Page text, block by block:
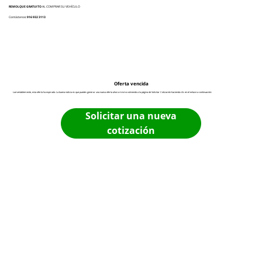
REMOLQUE GRATUITOAL COMPRAR SU VEHÍCULO
Contáctenos:916 932 3113
Oferta vencida
Lamentablemente, esta oferta ha expirado. La buena noticia es que puedes generar una nueva oferta ahora mismo volviendo a la página de Solicitar Cotización haciendo clic en el enlace a continuación:
Solicitar una nueva
cotización